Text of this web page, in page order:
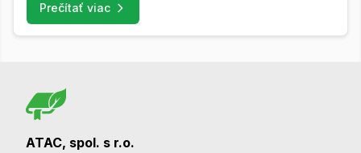
Prečítať viac
ATAC, spol. s r.o.